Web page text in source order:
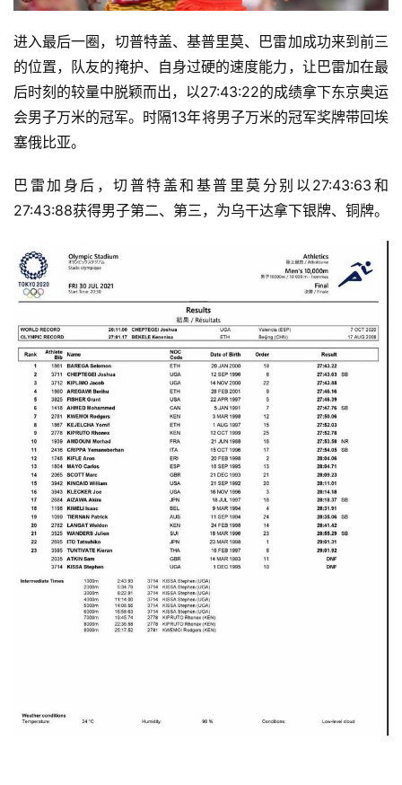
户
精
选
运
集
进入最后一圈，切普特盖、基普里莫、巴雷加成功来到前三
的位置，队友的掩护、自身过硬的速度能力，让巴雷加在最
后时刻的较量中脱颖而出，以27:43:22的成绩拿下东京奥运
会男子万米的冠军。时隔13年将男子万米的冠军奖牌带回埃
塞俄比亚。
巴雷加身后，切普特盖和基普里莫分别以27:43:63和
27:43:88获得男子第二、第三，为乌干达拿下银牌、铜牌。